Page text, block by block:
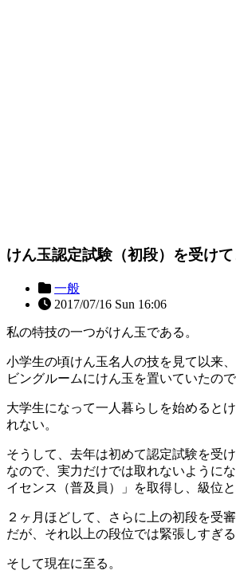
けん玉認定試験（初段）を受け
一般
2017/07/16 Sun 16:06
私の特技の一つがけん玉である。
小学生の頃けん玉名人の技を見て以来
ビングルームにけん玉を置いていたの
大学生になって一人暮らしを始めると
れない。
そうして、去年は初めて認定試験を受
なので、実力だけでは取れないように
イセンス（普及員）」を取得し、級位
２ヶ月ほどして、さらに上の初段を受
だが、それ以上の段位では緊張しすぎ
そして現在に至る。